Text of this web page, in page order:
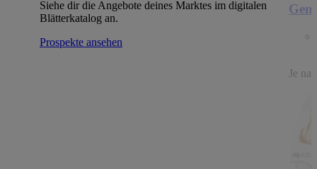
Siehe dir die Angebote deines Marktes im digitalen
Blätterkatalog an.
Prospekte ansehen
Je